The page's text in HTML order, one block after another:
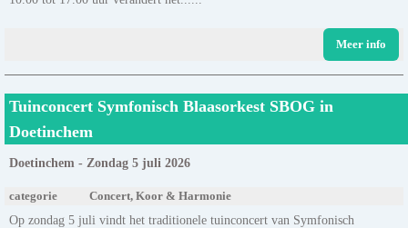
Meer info
Tuinconcert Symfonisch Blaasorkest SBOG in
Doetinchem
Doetinchem - Zondag 5 juli 2026
categorie Concert, Koor & Harmonie
Op zondag 5 juli vindt het traditionele tuinconcert van Symfonisch